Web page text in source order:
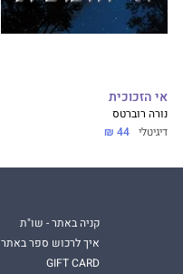
אי הזכוכית
נורה רוברטס
דיגיטלי 44 ₪
קניה באתר - שו"ת
איך לרכוש ספר באתר
GIFT CARD